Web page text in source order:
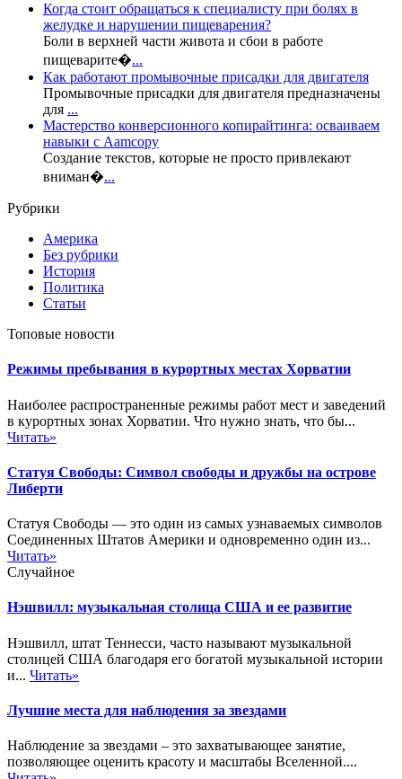
Когда стоит обращаться к специалисту при болях в
желудке и нарушении пищеварения?
Боли в верхней части живота и сбои в работе
пищеварите�...
Как работают промывочные присадки для двигателя
Промывочные присадки для двигателя предназначены
для ...
Мастерство конверсионного копирайтинга: осваиваем
навыки с Aamcopy
Создание текстов, которые не просто привлекают
вниман�...
Рубрики
Америка
Без рубрики
История
Политика
Статьи
Топовые новости
Режимы пребывания в курортных местах Хорватии
Наиболее распространенные режимы работ мест и заведений
в курортных зонах Хорватии. Что нужно знать, что бы...
Читать»
Статуя Свободы: Символ свободы и дружбы на острове
Либерти
Статуя Свободы — это один из самых узнаваемых символов
Соединенных Штатов Америки и одновременно один из...
Читать»
Случайное
Нэшвилл: музыкальная столица США и ее развитие
Нэшвилл, штат Теннесси, часто называют музыкальной
столицей США благодаря его богатой музыкальной истории
и... Читать»
Лучшие места для наблюдения за звездами
Наблюдение за звездами – это захватывающее занятие,
позволяющее оценить красоту и масштабы Вселенной....